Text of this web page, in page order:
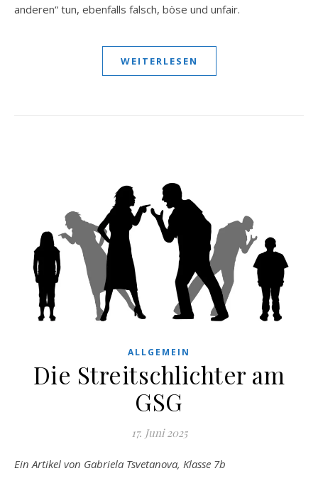
anderen“ tun, ebenfalls falsch, böse und unfair.
WEITERLESEN
ALLGEMEIN
Die Streitschlichter am
GSG
17. Juni 2025
Ein Artikel von Gabriela Tsvetanova, Klasse 7b